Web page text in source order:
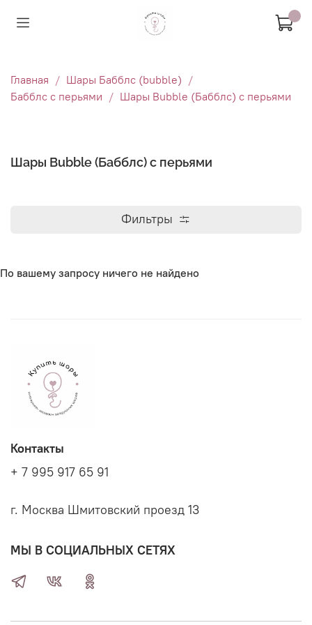
Главная
Шары Бабблс (bubble)
Бабблс с перьями
Шары Bubble (Бабблс) с перьями
Шары Bubble (Бабблс) с перьями
Фильтры
По вашему запросу ничего не найдено
Контакты
+ 7 995 917 65 91
г. Москва Шмитовский проезд 13
МЫ В СОЦИАЛЬНЫХ СЕТЯХ